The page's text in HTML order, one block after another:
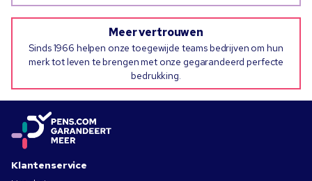
Meer vertrouwen
Sinds 1966 helpen onze toegewijde teams bedrijven om hun
merk tot leven te brengen met onze gegarandeerd perfecte
bedrukking.
Klantenservice